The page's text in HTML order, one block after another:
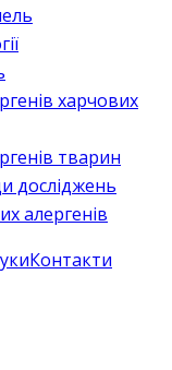
харчових
тварин
досліджень
алергенів
Контакти